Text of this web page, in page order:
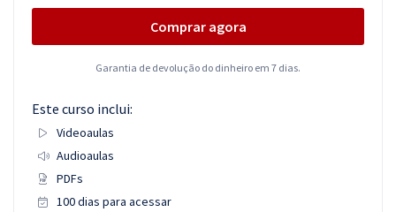
Comprar agora
Garantia de devolução do dinheiro em 7 dias.
Este curso inclui:
Videoaulas
Audioaulas
PDFs
100 dias para acessar